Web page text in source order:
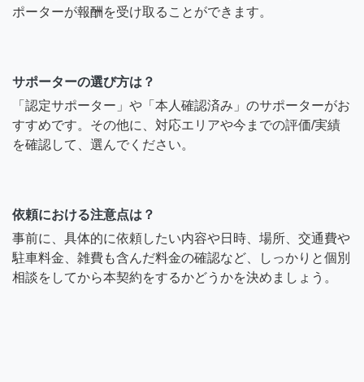
ポーターが報酬を受け取ることができます。
サポーターの選び方は？
「認定サポーター」や「本人確認済み」のサポーターがお
すすめです。その他に、対応エリアや今までの評価/実績
を確認して、選んでください。
依頼における注意点は？
事前に、具体的に依頼したい内容や日時、場所、交通費や
駐車料金、雑費も含んだ料金の確認など、しっかりと個別
相談をしてから本契約をするかどうかを決めましょう。